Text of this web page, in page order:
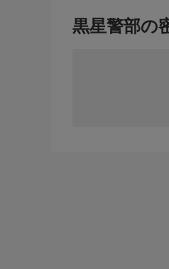
黒星警部の